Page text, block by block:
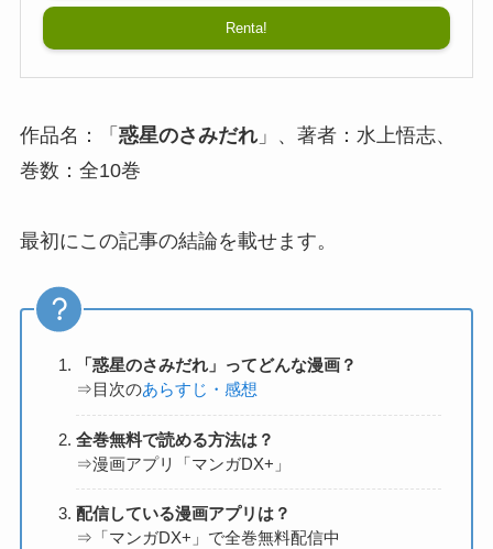
Renta!
作品名：「 惑星のさみだれ」、著者：水上悟志、
巻数：全10巻
最初にこの記事の結論を載せます。
「惑星のさみだれ」ってどんな漫画？
⇒目次のあらすじ・感想
全巻無料で読める方法は？
⇒漫画アプリ「マンガDX+」
配信している漫画アプリは？
⇒「マンガDX+」で全巻無料配信中